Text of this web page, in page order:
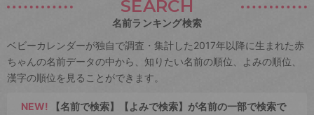
SEARCH
名前ランキング検索
ベビーカレンダーが独自で調査・集計した2017年以降に生まれた赤
ちゃんの名前データの中から、知りたい名前の順位、よみの順位、
漢字の順位を見ることができます。
NEW! 【名前で検索】【よみで検索】が名前の一部で検索で